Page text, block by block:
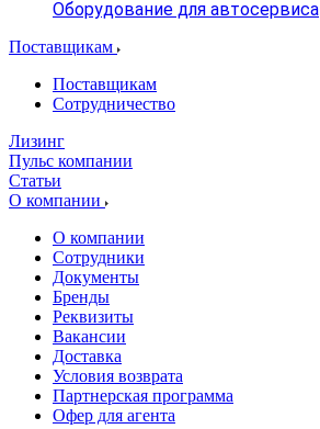
Оборудование для автосервиса
Поставщикам
Поставщикам
Сотрудничество
Лизинг
Пульс компании
Статьи
О компании
О компании
Сотрудники
Документы
Бренды
Реквизиты
Вакансии
Доставка
Условия возврата
Партнерская программа
Офер для агента